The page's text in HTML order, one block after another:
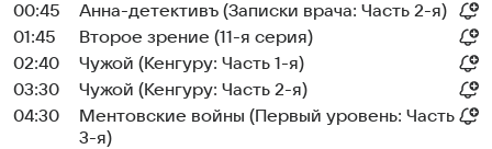
00:45
Анна-детективъ (Записки врача: Часть 2-я)
01:45
Второе зрение (11-я серия)
02:40
Чужой (Кенгуру: Часть 1-я)
03:30
Чужой (Кенгуру: Часть 2-я)
04:30
Ментовские войны (Первый уровень: Часть
3-я)